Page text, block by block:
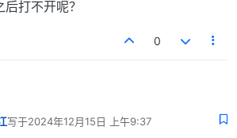
打不开呢？
0
写于2024年12月15日 上午9:37
最后由 编辑